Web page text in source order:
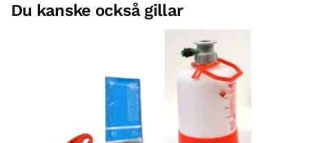
Du kanske också gillar